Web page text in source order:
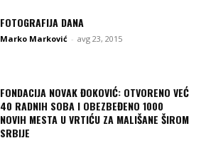
FOTOGRAFIJA DANA
Marko Marković - avg 23, 2015
FONDACIJA NOVAK ĐOKOVIĆ: OTVORENO VEĆ
40 RADNIH SOBA I OBEZBEĐENO 1000
NOVIH MESTA U VRTIĆU ZA MALIŠANE ŠIROM
SRBIJE